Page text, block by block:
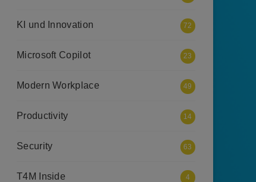
KI und Innovation 72
Microsoft Copilot 23
Modern Workplace 49
Productivity 14
Security 63
T4M Inside 4